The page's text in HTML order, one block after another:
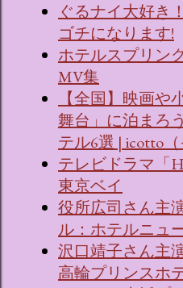
ぐるナイ大好き
ゴチになります!
ホテルスプリン
MV集
【全国】映画や
舞台」に泊まろ
テル6選 | icotto（
テレビドラマ「
東京ベイ
役所広司さん主
ル：ホテルニュ
沢口靖子さん主
高輪プリンスホ